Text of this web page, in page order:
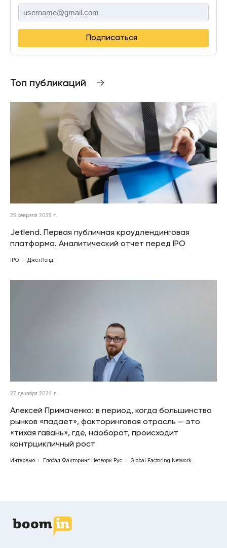
Подписаться
Топ публикаций
25 февраля 2025 г.
Jetlend. Первая публичная краудлендинговая
платформа. Аналитический отчет перед IPO
IPO ДжетЛенд
27 декабря 2024 г.
Алексей Примаченко: в период, когда большинство
рынков «падает», факторинговая отрасль — это
«тихая гавань», где, наоборот, происходит
контрцикличный рост
Интервью Глобал Факторинг Нетворк Рус Global Factoring Network